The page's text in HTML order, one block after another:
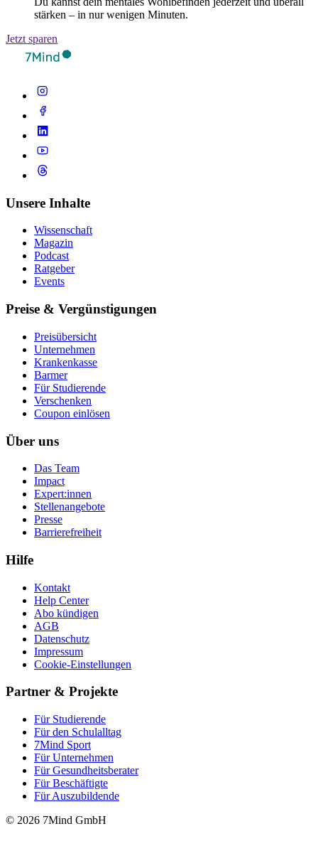
stärken – in nur wenigen Minuten.
Jetzt sparen
Unsere Inhalte
Wissenschaft
Magazin
Podcast
Ratgeber
Events
Preise & Vergünstigungen
Preisübersicht
Unternehmen
Krankenkasse
Barmer
Für Studierende
Ver­schen­ken
Coupon einlösen
Über uns
Das Team
Impact
Expert:innen
Stellenangebote
Presse
Barrierefreiheit
Hilfe
Kontakt
Help Center
Abo kündigen
AGB
Datenschutz
Impressum
Cookie-Einstellungen
Partner & Projekte
Für Stu­die­rende
Für den Schulalltag
7Mind Sport
Für Unter­neh­men
Für Gesund­heits­be­ra­ter
Für Beschäftigte
Für Auszubildende
© 2026 7Mind GmbH